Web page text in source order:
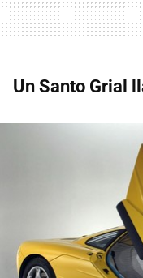
Un Santo Grial